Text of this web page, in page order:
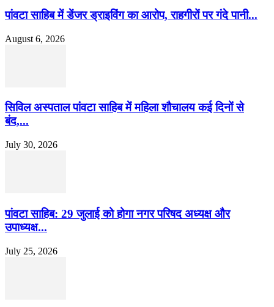
पांवटा साहिब में डेंजर ड्राइविंग का आरोप, राहगीरों पर गंदे पानी...
August 6, 2026
सिविल अस्पताल पांवटा साहिब में महिला शौचालय कई दिनों से
बंद,...
July 30, 2026
पांवटा साहिब: 29 जुलाई को होगा नगर परिषद अध्यक्ष और
उपाध्यक्ष...
July 25, 2026